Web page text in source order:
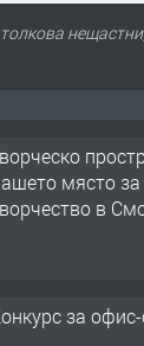
място
в
за